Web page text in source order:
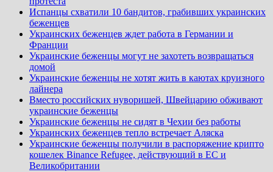
Испанцы схватили 10 бандитов, грабивших украинских
беженцев
Украинских беженцев ждет работа в Германии и
Франции
Украинские беженцы могут не захотеть возвращаться
домой
Украинские беженцы не хотят жить в каютах круизного
лайнера
Вместо российских нуворишей, Швейцарию обживают
украинские беженцы
Украинские беженцы не сидят в Чехии без работы
Украинских беженцев тепло встречает Аляска
Украинские беженцы получили в распоряжение крипто
кошелек Binance Refugee, действующий в ЕС и
Великобритании